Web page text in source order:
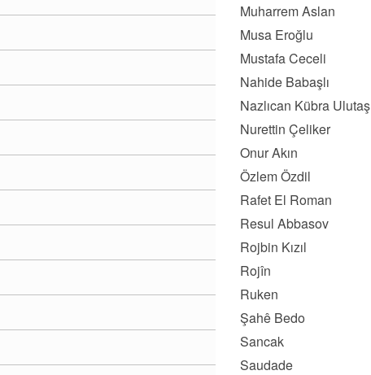
Muharrem Aslan
Musa Eroğlu
Mustafa Ceceli
Nahide Babaşlı
Nazlıcan Kübra Ulutaş
Nurettin Çeliker
Onur Akın
Özlem Özdil
Rafet El Roman
Resul Abbasov
Rojbin Kızıl
Rojîn
Ruken
Şahê Bedo
Sancak
Saudade